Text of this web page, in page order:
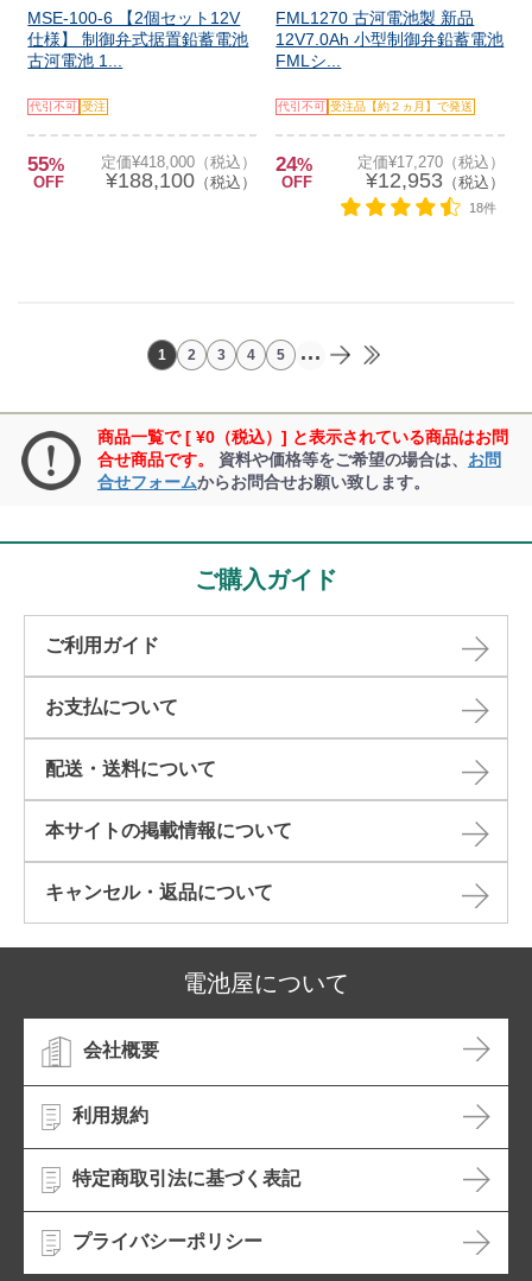
MSE-100-6 【2個セット12V
仕様】 制御弁式据置鉛蓄電池
古河電池 1...
代引不可 受注
55%
OFF
定価¥418,000（税込）
¥188,100（税込）
FML1270 古河電池製 新品
12V7.0Ah 小型制御弁鉛蓄電池
FMLシ...
代引不可 受注品【約２ヵ月】で発送
24%
OFF
定価¥17,270（税込）
¥12,953（税込）
18件
1 2 3 4 5 ...
商品一覧で [ ¥0（税込）] と表示されている商品はお問
合せ商品です。
資料や価格等をご希望の場合は、 お問
合せフォームからお問合せお願い致します。
ご購入ガイド
ご利用ガイド
お支払について
配送・送料について
本サイトの掲載情報について​
キャンセル・返品について​
電池屋について
会社概要
利用規約
特定商取引法に基づく表記
プライバシーポリシー